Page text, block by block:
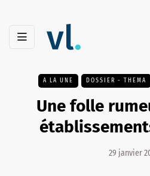
A LA UNE DOSSIER - THEMA
Une folle
29 janvier